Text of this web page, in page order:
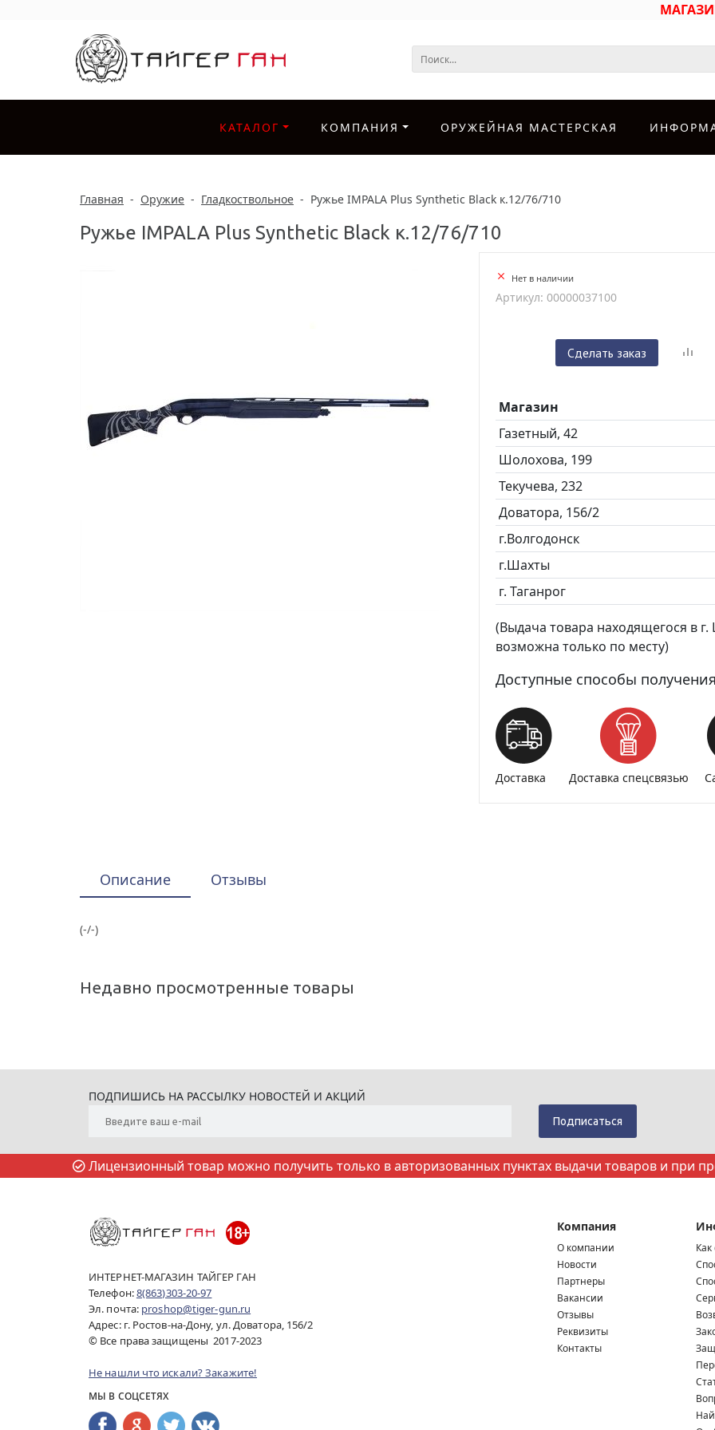
КАТАЛОГ КОМПАНИЯ ОРУЖЕЙНАЯ МАСТЕРСКАЯ
Главная - Оружие - Гладкоствольное - Ружье IMPALA Plus Synthetic Black к.12/76/710
Ружье IMPALA Plus Synthetic Black к.12/76/710
Нет в наличии
Артикул: 00000037100
Сделать заказ
Магазин
Газетный, 42
Шолохова, 199
Текучева, 232
Доватора, 156/2
г.Волгодонск
г.Шахты
г. Таганрог
(Выдача товара находящегося в г.
возможна только по месту)
Доступные способы
Доставка Доставка спецсвязью
Описание Отзывы
(-/-)
Недавно просмотренные товары
ПОДПИШИСЬ НА РАССЫЛКУ НОВОСТЕЙ И АКЦИЙ
Лицензионный товар можно получить только в авторизованных пунктах выдачи товаров и при
ИНТЕРНЕТ-МАГАЗИН ТАЙГЕР ГАН
Телефон:8(863)303-20-97
Эл. почта: proshop@tiger-gun.ru
Адрес: г. Ростов-на-Дону, ул. Доватора, 156/2
© Все права защищены 2017-2023
Не нашли что искали? Закажите!
МЫ В СОЦСЕТЯХ
Компания
О компании
Новости
Партнеры
Вакансии
Отзывы
Реквизиты
Контакты